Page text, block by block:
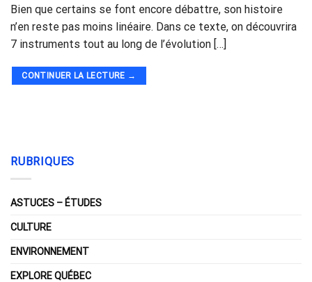
Bien que certains se font encore débattre, son histoire
n’en reste pas moins linéaire. Dans ce texte, on découvrira
7 instruments tout au long de l’évolution […]
CONTINUER LA LECTURE →
RUBRIQUES
ASTUCES – ÉTUDES
CULTURE
ENVIRONNEMENT
EXPLORE QUÉBEC